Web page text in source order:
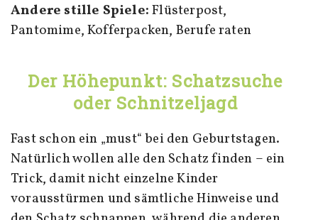
Andere stille Spiele:Flüsterpost,
Pantomime, Kofferpacken, Berufe raten
Der Höhepunkt: Schatzsuche
oder Schnitzeljagd
Fast schon ein „must“ bei den Geburtstagen.
Natürlich wollen alle den Schatz finden – ein
Trick, damit nicht einzelne Kinder
vorausstürmen und sämtliche Hinweise und